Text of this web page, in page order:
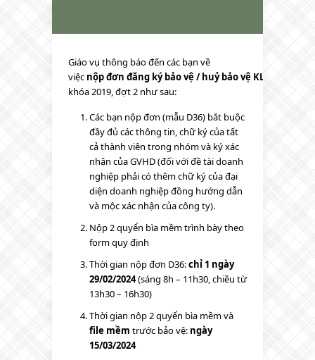
Giáo vụ thông báo đến các bạn về
việc nộp đơn đăng ký bảo vệ / huỷ bảo vệ KLTN
khóa 2019, đợt 2 như sau:
Các bạn nộp đơn (mẫu D36) bắt buộc
đầy đủ các thông tin, chữ ký của tất
cả thành viên trong nhóm và ký xác
nhận của GVHD (đối với đề tài doanh
nghiệp phải có thêm chữ ký của đại
diện doanh nghiệp đồng hướng dẫn
và mộc xác nhận của công ty).
Nộp 2 quyển bìa mềm trình bày theo
form quy định
Thời gian nộp đơn D36:chỉ 1 ngày
29/02/2024(sáng 8h – 11h30, chiều từ
13h30 – 16h30)
Thời gian nộp 2 quyển bìa mềm và
file mềm trước bảo vệ: ngày
15/03/2024